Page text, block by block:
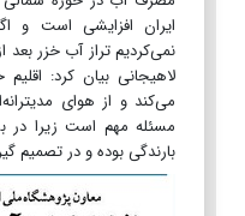
ایران افزایشی است و
لاهیجانی بیان کرد:
می‌کند و از هوای
مسئله مهم است زیرا در
بارندگی بوده و در تصمیم